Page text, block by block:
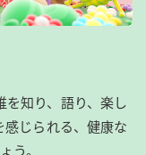
知り、語り、楽し
じられる、健康な
う。